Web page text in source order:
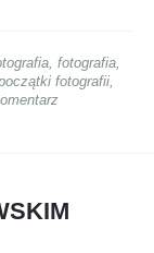
, fotografia,
fotografii,